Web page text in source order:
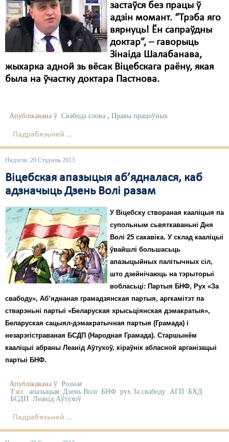
застаўся без працы ў
адзін момант. “Трэба яго
вярнуць! Ён сапраўдны
доктар”, – гаворыць
Зінаіда Шалабанава,
жыхарка адной зь вёсак Віцебскага раёну, якая
была на ўчастку доктара Пастнова.
Апублікавана ў Свабода слова , Правы працоўных
Падрабязьней ...
Нядзеля, 20 Студзень 2013
Віцебская апазыцыя аб’ядналася, каб
адзначыць Дзень Волі разам
У Віцебску створаная кааліцыя па
супольным сьвяткаваньні Дня
Волі 25 сакавіка. У склад кааліцыі
ўвайшлі большасьць
апазыцыйных палітычных сіл,
што дзейнічаюць на тэрыторыі
вобласьці: Партыя БНФ, Рух «За
свабоду», Аб’яднаная грамадзянская партыя, аргкамітэт па
стварэньні партыі «Беларуская хрысьціянская дэмакратыя»,
Беларуская сацыял-дэмакратычная партыя (Грамада) і
незарэгістраваная БСДП (Народная Грамада). Старшынём
кааліцыі абраны Леанід Аўтухоў, кіраўнік абласной арганізацыі
партыі БНФ.
Апублікавана ў Рознае
Тэгі: апазыцыя Дзень Волі БНФ рух За свабоду АГП БХД
БСДП Леанід Аўтухоў
Падрабязьней ...